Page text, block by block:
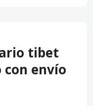
tibet
con envío